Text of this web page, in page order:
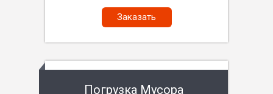
Заказать
Погрузка Мусора